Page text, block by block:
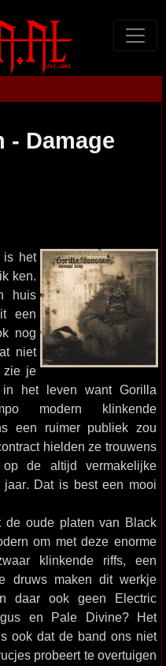
- Damage
is het
ken.
huis
een
nog
niet
zie je
het leven want Gorilla
modern klinkende
een ruimer publiek zou
hielden ze trouwens
de altijd vermakelijke
Dat is best een mooi
oude platen van Black
om met deze enorme
klinkende riffs, een
druws maken dit werkje
daar ook geen Electric
en Pale Divine? Het
ook dat de band ons niet
probeert te overtuigen